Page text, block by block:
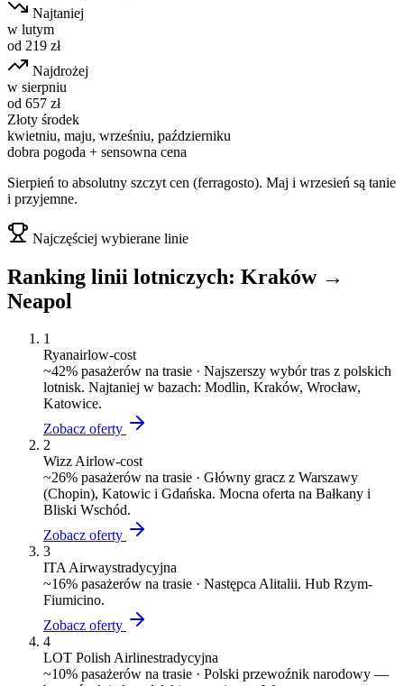
Najtaniej
w lutym
od 219 zł
Najdrożej
w sierpniu
od 657 zł
Złoty środek
kwietniu, maju, wrześniu, październiku
dobra pogoda + sensowna cena
Sierpień to absolutny szczyt cen (ferragosto). Maj i wrzesień są tanie
i przyjemne.
Najczęściej wybierane linie
Ranking linii lotniczych: Kraków→
Neapol
1
Ryanairlow-cost
~42% pasażerów na trasie · Najszerszy wybór tras z polskich
lotnisk. Najtaniej w bazach: Modlin, Kraków, Wrocław,
Katowice.
Zobacz oferty
2
Wizz Airlow-cost
~26% pasażerów na trasie · Główny gracz z Warszawy
(Chopin), Katowic i Gdańska. Mocna oferta na Bałkany i
Bliski Wschód.
Zobacz oferty
3
ITA Airwaystradycyjna
~16% pasażerów na trasie · Następca Alitalii. Hub Rzym-
Fiumicino.
Zobacz oferty
4
LOT Polish Airlinestradycyjna
~10% pasażerów na trasie · Polski przewoźnik narodowy —